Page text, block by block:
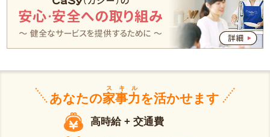
あなたの家事力
スキル
を活かせます
高時給 + 交通費